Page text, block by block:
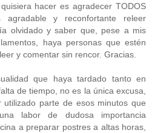
hacer es agradecer TODOS
agradable y reconfortante releer
olvidado y saber que, pese a mis
haya personas que estén
y comentar sin rencor. Gracias.
que haya tardado tanto en
de tiempo, no es la única excusa,
parte de esos minutos que
labor de dudosa importancia
a preparar postres a altas horas,